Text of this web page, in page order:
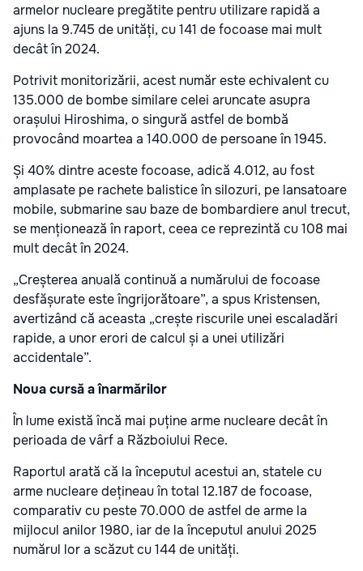
armelor nucleare pregătite pentru utilizare rapidă a
ajuns la 9.745 de unități, cu 141 de focoase mai mult
decât în 2024.
Potrivit monitorizării, acest număr este echivalent cu
135.000 de bombe similare celei aruncate asupra
orașului Hiroshima, o singură astfel de bombă
provocând moartea a 140.000 de persoane în 1945.
Și 40% dintre aceste focoase, adică 4.012, au fost
amplasate pe rachete balistice în silozuri, pe lansatoare
mobile, submarine sau baze de bombardiere anul trecut,
se menționează în raport, ceea ce reprezintă cu 108 mai
mult decât în 2024.
„Creșterea anuală continuă a numărului de focoase
desfășurate este îngrijorătoare”, a spus Kristensen,
avertizând că aceasta „crește riscurile unei escaladări
rapide, a unor erori de calcul și a unei utilizări
accidentale”.
Noua cursă a înarmărilor
În lume există încă mai puține arme nucleare decât în
perioada de vârf a Războiului Rece.
Raportul arată că la începutul acestui an, statele cu
arme nucleare dețineau în total 12.187 de focoase,
comparativ cu peste 70.000 de astfel de arme la
mijlocul anilor 1980, iar de la începutul anului 2025
numărul lor a scăzut cu 144 de unități.